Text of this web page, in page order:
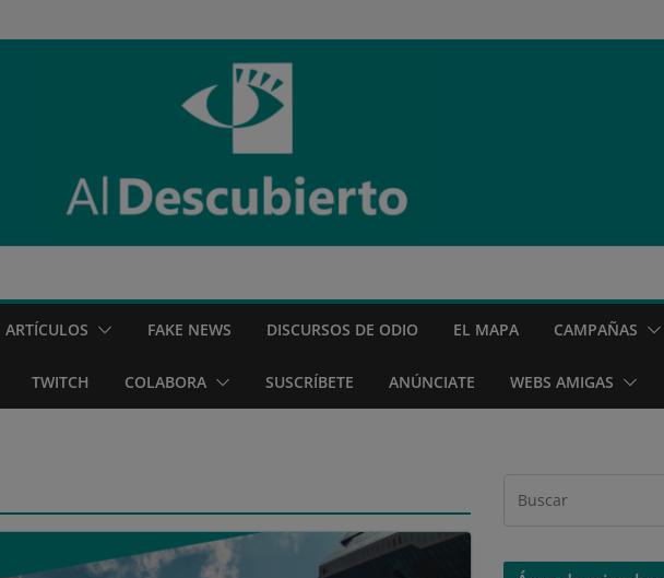
ARTÍCULOS FAKE NEWS DISCURSOS DE ODIO EL MAPA CAMPAÑAS
TWITCH COLABORA SUSCRÍBETE ANÚNCIATE WEBS AMIGAS